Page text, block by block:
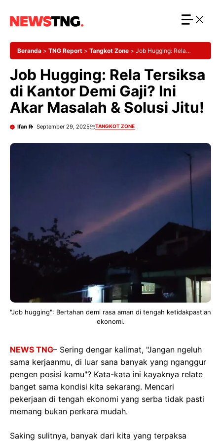
Beranda > TNG Report > Tangkot Zone > Job Hugging: Rela
Job Hugging: Rela Tersiksa
di Kantor Demi Gaji? Ini
Akar Masalah & Solusi Jitu!
Ifan R September 29, 2025 TANGKOT ZONE
"Job hugging": Bertahan demi rasa aman di tengah ketidakpastian
ekonomi.
NEWS TNG– Sering dengar kalimat, "Jangan ngeluh
sama kerjaanmu, di luar sana banyak yang nganggur
pengen posisi kamu"? Kata-kata ini kayaknya relate
banget sama kondisi kita sekarang. Mencari
pekerjaan di tengah ekonomi yang serba tidak pasti
memang bukan perkara mudah.
Saking sulitnya, banyak dari kita yang terpaksa